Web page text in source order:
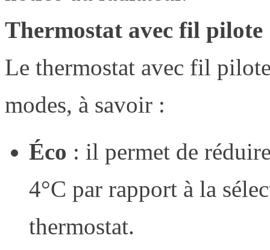
Thermostat avec fil pilote
Le thermostat avec fil
modes, à savoir :
Éco : il permet de
4°C par rapport à la
thermostat.